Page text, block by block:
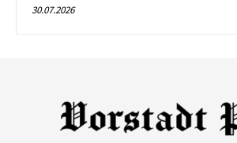
30.07.2026